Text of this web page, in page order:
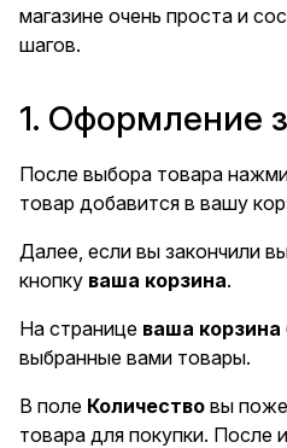
магазине очень проста и
шагов.
1. Оформление
После выбора товара
товар добавится в вашу
Далее, если вы закончили
кнопку ваша корзина.
На странице ваша корзина
выбранные вами товары.
В поле Количество вы
товара для покупки. После